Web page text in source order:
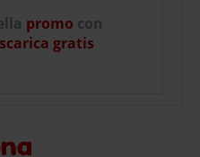
promo con
scarica gratis